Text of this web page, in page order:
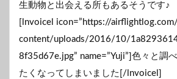
生動物と出会える所もあるそうです♪
[lnvoicel icon=”https://
content/uploads/2016/10/
8f35d67e.jpg” name=”Yuji”]色々と調
たくなってしまいました[/lnvoicel]